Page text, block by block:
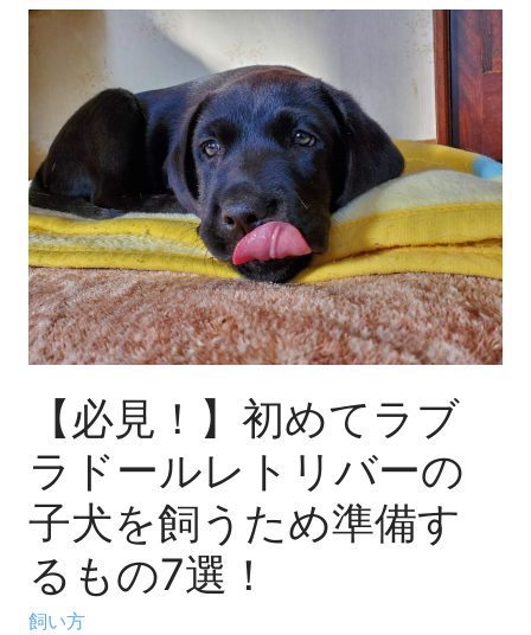
首
輪
の
種
類
と
付
け
方！【必見！】初めてラブ
ラドールレトリバーの
子犬を飼うため準備す
るもの7選！
飼い方
【必
見！】
て
ラ
ブ
ラ
ド
ー
ル
レ
バ
ー
の
子
犬
を